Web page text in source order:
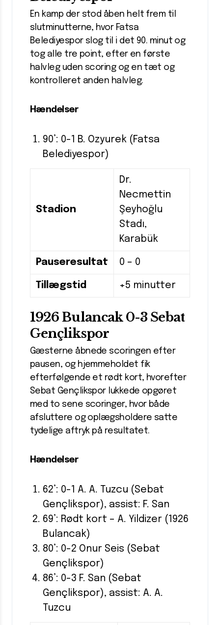
En kamp der stod åben helt frem til
slutminutterne, hvor Fatsa
Belediyespor slog til i det 90. minut og
tog alle tre point, efter en første
halvleg uden scoring og en tæt og
kontrolleret anden halvleg.
Hændelser
90’: 0-1 B. Ozyurek (Fatsa
Belediyespor)
Stadion
Dr.
Necmettin
Şeyhoğlu
Stadı,
Karabük
Pauseresultat 0 – 0
Tillægstid +5 minutter
1926 Bulancak 0-3 Sebat
Gençlikspor
Gæsterne åbnede scoringen efter
pausen, og hjemmeholdet fik
efterfølgende et rødt kort, hvorefter
Sebat Gençlikspor lukkede opgøret
med to sene scoringer, hvor både
afsluttere og oplægsholdere satte
tydelige aftryk på resultatet.
Hændelser
62’: 0-1 A. A. Tuzcu (Sebat
Gençlikspor), assist: F. San
69’: Rødt kort – A. Yildizer (1926
Bulancak)
80’: 0-2 Onur Seis (Sebat
Gençlikspor)
86’: 0-3 F. San (Sebat
Gençlikspor), assist: A. A.
Tuzcu